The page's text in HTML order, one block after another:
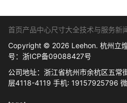
首页产品中心尺寸大全技术与服务新
Copyright © 2026 Leehon. 杭州立
号： 浙ICP备09088427号
公司地址：浙江省杭州市余杭区五常
层4118-4119 手机: 19157925796